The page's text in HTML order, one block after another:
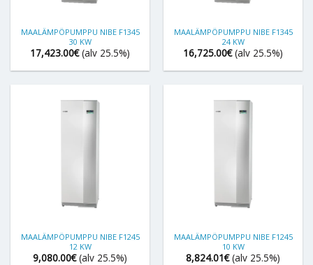
MAALÄMPÖPUMPPU NIBE F1345
30 KW
17,423.00€ (alv 25.5%)
MAALÄMPÖPUMPPU NIBE F1345
24 KW
16,725.00€ (alv 25.5%)
MAALÄMPÖPUMPPU NIBE F1245
12 KW
9,080.00€ (alv 25.5%)
MAALÄMPÖPUMPPU NIBE F1245
10 KW
8,824.01€ (alv 25.5%)